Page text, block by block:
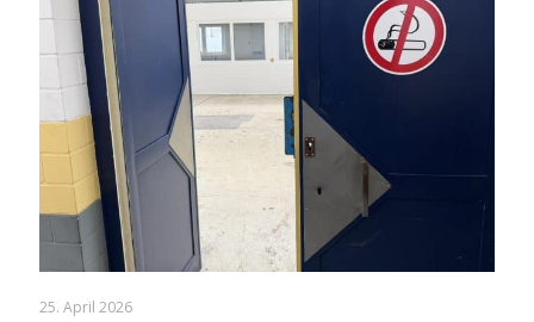
25. April 2026